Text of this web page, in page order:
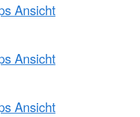
Ansicht
Ansicht
Ansicht